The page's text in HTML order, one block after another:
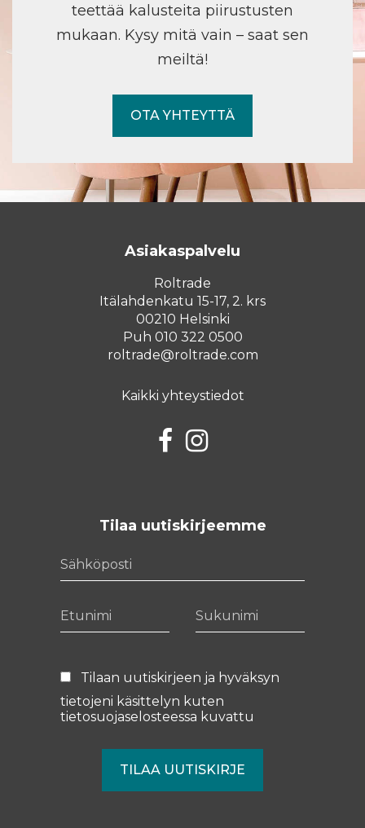
teettää kalusteita piirustusten
mukaan. Kysy mitä vain – saat sen
meiltä!
OTA YHTEYTTÄ
Asiakaspalvelu
Roltrade
Itälahdenkatu 15-17, 2. krs
00210 Helsinki
Puh 010 322 0500
roltrade@roltrade.com
Kaikki yhteystiedot
FacebookInstagram
Tilaa uutiskirjeemme
Tilaan uutiskirjeen ja hyväksyn
tietojeni käsittelyn kuten
tietosuojaselosteessa kuvattu